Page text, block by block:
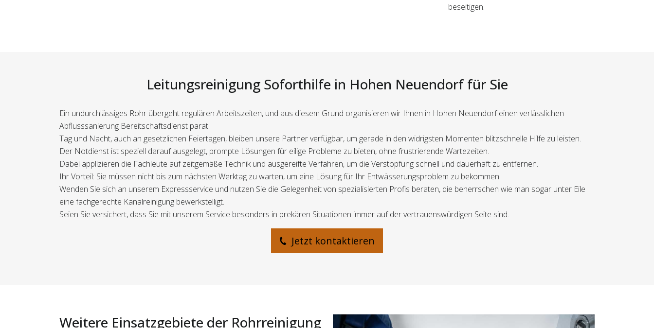
beseitigen.
Leitungsreinigung Soforthilfe in Hohen Neuendorf für Sie
Ein undurchlässiges Rohr übergeht regulären Arbeitszeiten, und aus diesem Grund organisieren wir Ihnen in Hohen Neuendorf einen verlässlichen
Abflusssanierung Bereitschaftsdienst parat.
Tag und Nacht, auch an gesetzlichen Feiertagen, bleiben unsere Partner verfügbar, um gerade in den widrigsten Momenten blitzschnelle Hilfe zu leisten.
Der Notdienst ist speziell darauf ausgelegt, prompte Lösungen für eilige Probleme zu bieten, ohne frustrierende Wartezeiten.
Dabei applizieren die Fachleute auf zeitgemäße Technik und ausgereifte Verfahren, um die Verstopfung schnell und dauerhaft zu entfernen.
Ihr Vorteil: Sie müssen nicht bis zum nächsten Werktag zu warten, um eine Lösung für Ihr Entwässerungsproblem zu bekommen.
Wenden Sie sich an unserem Expressservice und nutzen Sie die Gelegenheit von spezialisierten Profis beraten, die beherrschen wie man sogar unter Eile
eine fachgerechte Kanalreinigung bewerkstelligt.
Seien Sie versichert, dass Sie mit unserem Service besonders in prekären Situationen immer auf der vertrauenswürdigen Seite sind.
Jetzt kontaktieren
Weitere Einsatzgebiete der Rohrreinigung